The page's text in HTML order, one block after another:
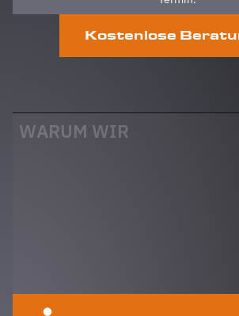
Kostenlose
WARUM WIR